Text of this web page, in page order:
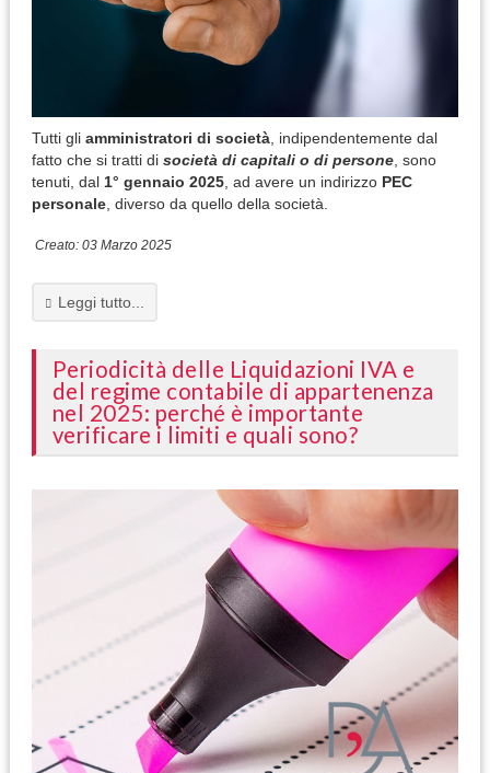
Tutti gli amministratori di società, indipendentemente dal
fatto che si tratti di società di capitali o di persone, sono
tenuti, dal 1° gennaio 2025, ad avere un indirizzo PEC
personale, diverso da quello della società.
Creato: 03 Marzo 2025
Leggi tutto...
Periodicità delle Liquidazioni IVA e
del regime contabile di appartenenza
nel 2025: perché è importante
verificare i limiti e quali sono?